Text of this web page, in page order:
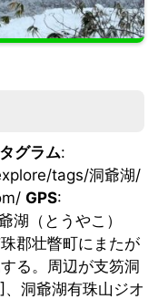
グラム:
tags/洞爺湖/
GPS:
（とうやこ）
郡壮瞥町にまたが
る。周辺が支笏洞
洞爺湖有珠山ジオ